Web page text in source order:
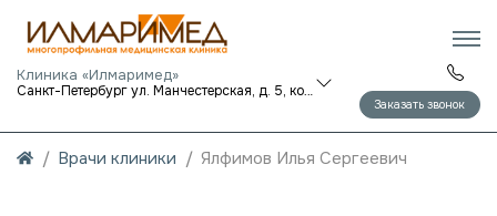
Клиника «Илмаримед»
Санкт-Петербург ул. Манчестерская, д. 5, корп. 1
Заказать звонок
Врачи клиники Ялфимов Илья Сергеевич